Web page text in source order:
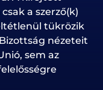
a szerző(k)
tükrözik
nézeteit
sem az